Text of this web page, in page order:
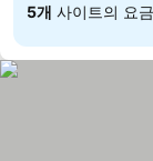
5개 사이트의 요